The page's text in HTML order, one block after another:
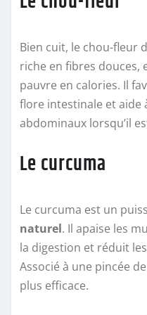
Bien cuit, le chou-fleur
riche en fibres douces,
pauvre en calories. Il
flore intestinale et aide
abdominaux lorsqu’il
Le curcuma
Le curcuma est un
naturel. Il apaise les
la digestion et réduit
Associé à une pincée
plus efficace.